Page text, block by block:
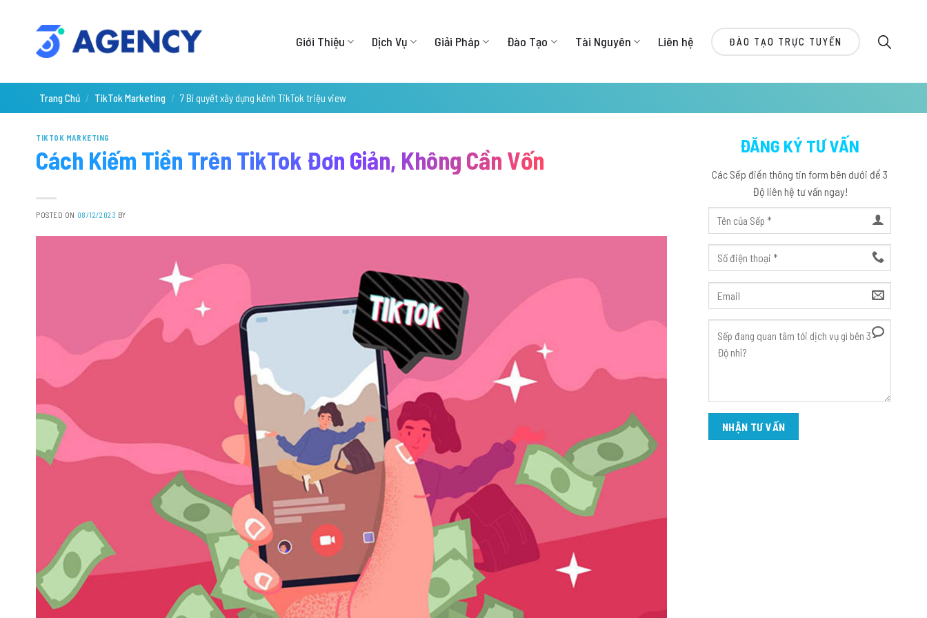
Giới Thiệu Dịch Vụ Giải Pháp Đào Tạo Tài Nguyên Liên hệ ĐÀO TẠO TRỰC TUYẾN
Trang Chủ / TikTok Marketing / 7 Bí quyết xây dựng kênh TikTok triệu view
TIKTOK MARKETING
Cách Kiếm Tiền Trên TikTok Đơn Giản, Không Cần Vốn
POSTED ON 08/12/2023 BY
ĐĂNG KÝ TƯ VẤN
Các Sếp điền thông tin form bên dưới để 3
Độ liên hệ tư vấn ngay!